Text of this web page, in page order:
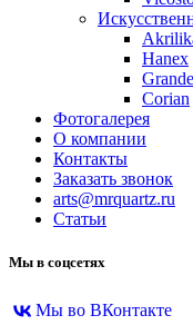
Hanex
Corian
Фотогалерея
О компании
Контакты
Заказать звонок
arts@mrquartz.ru
Статьи
Мы в соцсетях
Мы во ВКонтакте